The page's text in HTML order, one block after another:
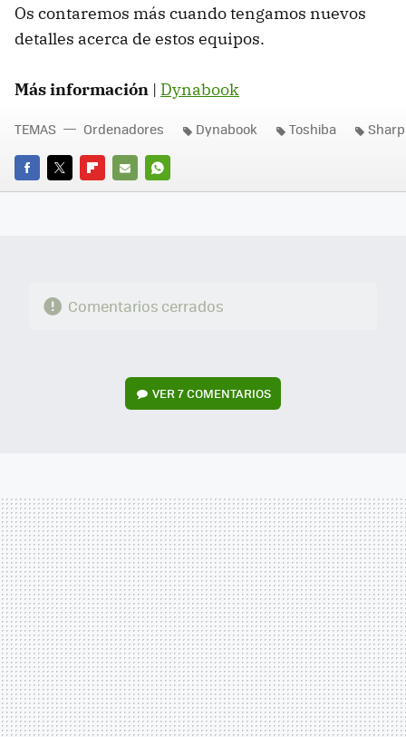
Os contaremos más cuando tengamos nuevos
detalles acerca de estos equipos.
Más información | Dynabook
FACEBOOK
TWITTERFLIPBOARD
E-
WHATSAPP
TEMAS Ordenadores Dynabook Toshiba Sharp
Comentarios cerrados
VER7 COMENTARIOS